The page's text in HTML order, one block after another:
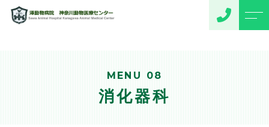
MENU 08
消化器科